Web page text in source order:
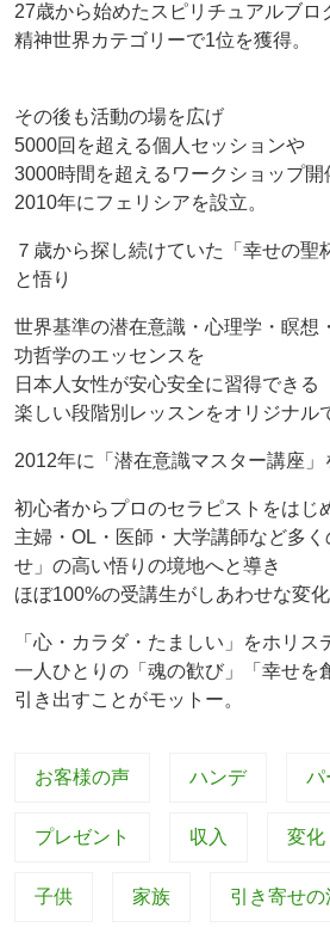
27歳から始めたスピリチュアルブロ
精神世界カテゴリーで1位を獲得。
その後も活動の場を広げ
5000回を超える個人セッションや
3000時間を超えるワークショップ開
2010年にフェリシアを設立。
７歳から探し続けていた「幸せの聖
と悟り
世界基準の潜在意識・心理学・瞑想
功哲学のエッセンスを
日本人女性が安心安全に習得できる
楽しい段階別レッスンをオリジナル
2012年に「潜在意識マスター講座」
初心者からプロのセラピストをはじ
主婦・OL・医師・大学講師など多
せ」の高い悟りの境地へと導き
ほぼ100%の受講生がしあわせな変化
「心・カラダ・たましい」をホリス
一人ひとりの「魂の歓び」「幸せを
引き出すことがモットー。
お客様の声 ハンデ パ
プレゼント 収入 変化
子供 家族 引き寄せの